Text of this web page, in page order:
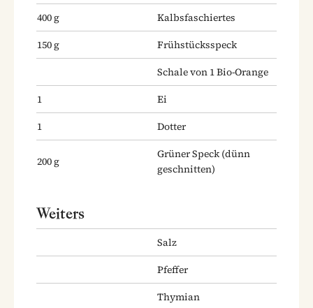
400g
Kalbsfaschiertes
150g
Frühstücksspeck
Schale von 1 Bio-Orange
1
Ei
1
Dotter
200g
Grüner Speck(dünn
geschnitten)
Weiters
Salz
Pfeffer
Thymian